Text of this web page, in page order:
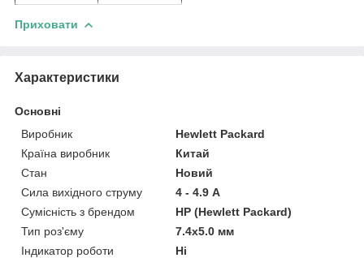
Приховати
Характеристики
Основні
Виробник
Hewlett Packard
Країна виробник
Китай
Стан
Новий
Сила вихідного струму
4 - 4.9 А
Сумісність з брендом
HP (Hewlett Packard)
Тип роз'єму
7.4x5.0 мм
Індикатор роботи
Ні